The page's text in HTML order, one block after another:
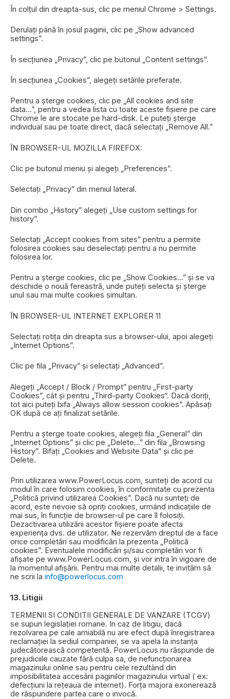
În colțul din dreapta-sus, clic pe meniul Chrome > Settings.
Derulați până în josul paginii, clic pe „Show advanced
settings”.
În secțiunea „Privacy”, clic pe butonul „Content settings”.
În secțiunea „Cookies”, alegeți setările preferate.
Pentru a șterge cookies, clic pe „All cookies and site
data…”, pentru a vedea lista cu toate aceste fișiere pe care
Chrome le are stocate pe hard-disk. Le puteți șterge
individual sau pe toate direct, dacă selectați „Remove All.”
ÎN BROWSER-UL MOZILLA FIREFOX:
Clic pe butonul meniu și alegeți „Preferences”.
Selectați „Privacy” din meniul lateral.
Din combo „History” alegeți „Use custom settings for
history”.
Selectați „Accept cookies from sites” pentru a permite
folosirea cookies sau deselectați pentru a nu permite
folosirea lor.
Pentru a șterge cookies, clic pe „Show Cookies…” și se va
deschide o nouă fereastră, unde puteți selecta și șterge
unul sau mai multe cookies simultan.
ÎN BROWSER-UL INTERNET EXPLORER 11
Selectați rotița din dreapta sus a browser-ului, apoi alegeți
„Internet Options”.
Clic pe fila „Privacy” și selectați „Advanced”.
Alegeți „Accept / Block / Prompt” pentru „First-party
Cookies”, cât și pentru „Third-party Cookies“. Dacă doriți,
tot aici puteți bifa „Always allow session cookies”. Apăsați
OK după ce ați finalizat setările.
Pentru a șterge toate cookies, alegeți fila „General” din
„Internet Options” și clic pe „Delete…” din fila „Browsing
History”. Bifați „Cookies and Website Data” și clic pe
Delete.
Prin utilizarea www.PowerLocus.com, sunteți de acord cu
modul în care folosim cookies, în conformitate cu prezenta
„Politică privind utilizarea Cookies”. Dacă nu sunteți de
acord, este nevoie să opriți cookies, urmând indicațiile de
mai sus, în funcție de browser-ul pe care îl folosiți.
Dezactivarea utilizării acestor fișiere poate afecta
experiența dvs. de utilizator. Ne rezervăm dreptul de a face
orice completări sau modificări la prezenta „Politică
cookies”. Eventualele modificări și/sau completări vor fi
afișate pe www.PowerLocus.com, și vor intra în vigoare de
la momentul afișării. Pentru mai multe detalii, te invităm să
ne scrii la info@powerlocus.com
13. Litigii
TERMENII SI CONDITII GENERALE DE VANZARE (TCGV)
se supun legislației romane. In caz de litigiu, dacă
rezolvarea pe cale amiabilă nu are efect după înregistrarea
reclamației la sediul companiei, se va apela la instanța
judecătorească competentă. PowerLocus nu răspunde de
prejudiciile cauzate fără culpa sa, de nefuncționarea
magazinului online sau pentru cele rezultând din
imposibilitatea accesării paginilor magazinului virtual ( ex:
defecțiuni la rețeaua de internet). Forța majora exonerează
de răspundere partea care o invocă.